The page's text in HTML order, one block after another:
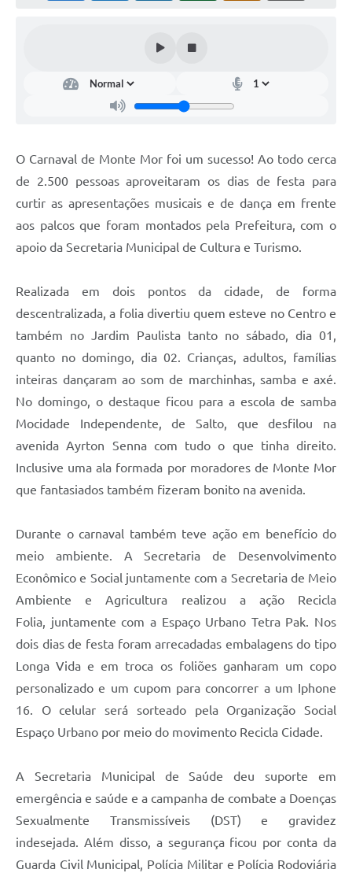
O Carnaval de Monte Mor foi um sucesso! Ao todo cerca
de 2.500 pessoas aproveitaram os dias de festa para
curtir as apresentações musicais e de dança em frente
aos palcos que foram montados pela Prefeitura, com o
apoio da Secretaria Municipal de Cultura e Turismo.
Realizada em dois pontos da cidade, de forma
descentralizada, a folia divertiu quem esteve no Centro e
também no Jardim Paulista tanto no sábado, dia 01,
quanto no domingo, dia 02. Crianças, adultos, famílias
inteiras dançaram ao som de marchinhas, samba e axé.
No domingo, o destaque ficou para a escola de samba
Mocidade Independente, de Salto, que desfilou na
avenida Ayrton Senna com tudo o que tinha direito.
Inclusive uma ala formada por moradores de Monte Mor
que fantasiados também fizeram bonito na avenida.
Durante o carnaval também teve ação em benefício do
meio ambiente. A Secretaria de Desenvolvimento
Econômico e Social juntamente com a Secretaria de Meio
Ambiente e Agricultura realizou a ação Recicla
Folia, juntamente com a Espaço Urbano Tetra Pak. Nos
dois dias de festa foram arrecadadas embalagens do tipo
Longa Vida e em troca os foliões ganharam um copo
personalizado e um cupom para concorrer a um Iphone
16. O celular será sorteado pela Organização Social
Espaço Urbano por meio do movimento Recicla Cidade.
A Secretaria Municipal de Saúde deu suporte em
emergência e saúde e a campanha de combate a Doenças
Sexualmente Transmissíveis (DST) e gravidez
indesejada. Além disso, a segurança ficou por conta da
Guarda Civil Municipal, Polícia Militar e Polícia Rodoviária